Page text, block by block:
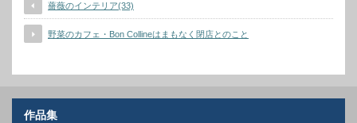
薔薇のインテリア(33)
野菜のカフェ・Bon Collineはまもなく閉店とのこと
作品集